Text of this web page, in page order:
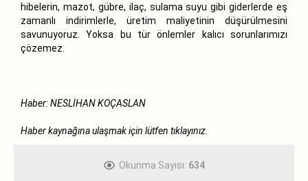
hibelerin, mazot, gübre, ilaç, sulama suyu gibi giderlerde eş
zamanlı indirimlerle, üretim maliyetinin düşürülmesini
savunuyoruz. Yoksa bu tür önlemler kalıcı sorunlarımızı
çözemez.
Haber: NESLİHAN KOÇASLAN
Haber kaynağına ulaşmak için lütfen tıklayınız.
Okunma Sayısı: 634